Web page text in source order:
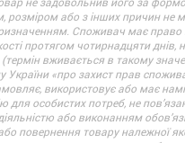
розміром або з інших причин не
Споживач має право
протягом чотирнадцяти днів,
вживається в такому
України «про захист прав
використовує або має
для особистих потреб, не
або виконанням
повернення товару належної